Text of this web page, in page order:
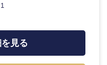
見る